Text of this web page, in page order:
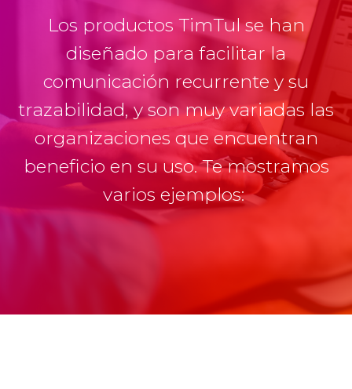
i
g
a
o
n
Los productos TimTul se han
diseñado para facilitar la
comunicación recurrente y su
trazabilidad, y son muy variadas las
organizaciones que encuentran
beneficio en su uso. Te mostramos
varios ejemplos: